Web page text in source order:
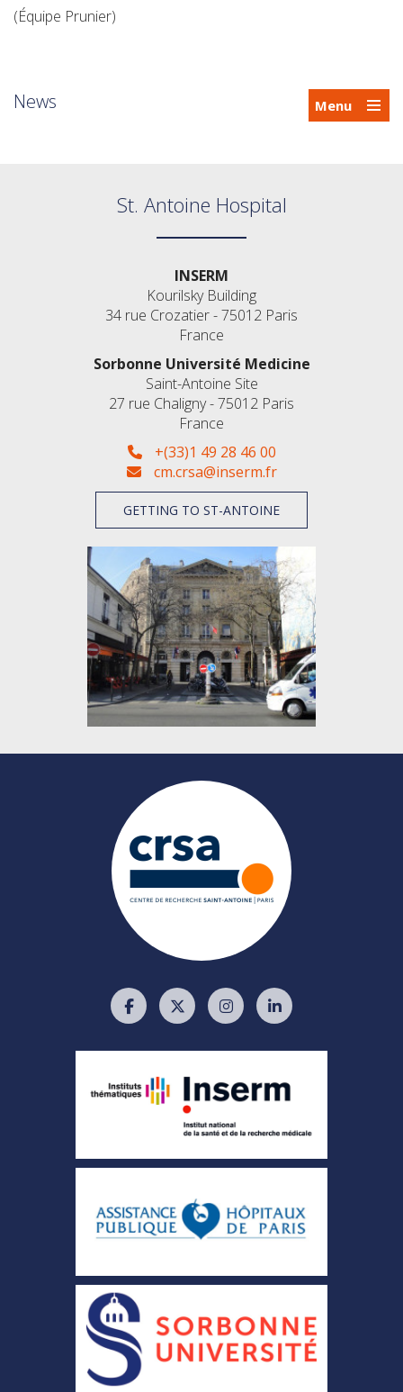
(Équipe Prunier)
News Menu
St. Antoine Hospital
INSERM
Kourilsky Building
34 rue Crozatier - 75012 Paris
France
Sorbonne Université Medicine
Saint-Antoine Site
27 rue Chaligny - 75012 Paris
France
+(33)1 49 28 46 00
cm.crsa@inserm.fr
GETTING TO ST-ANTOINE